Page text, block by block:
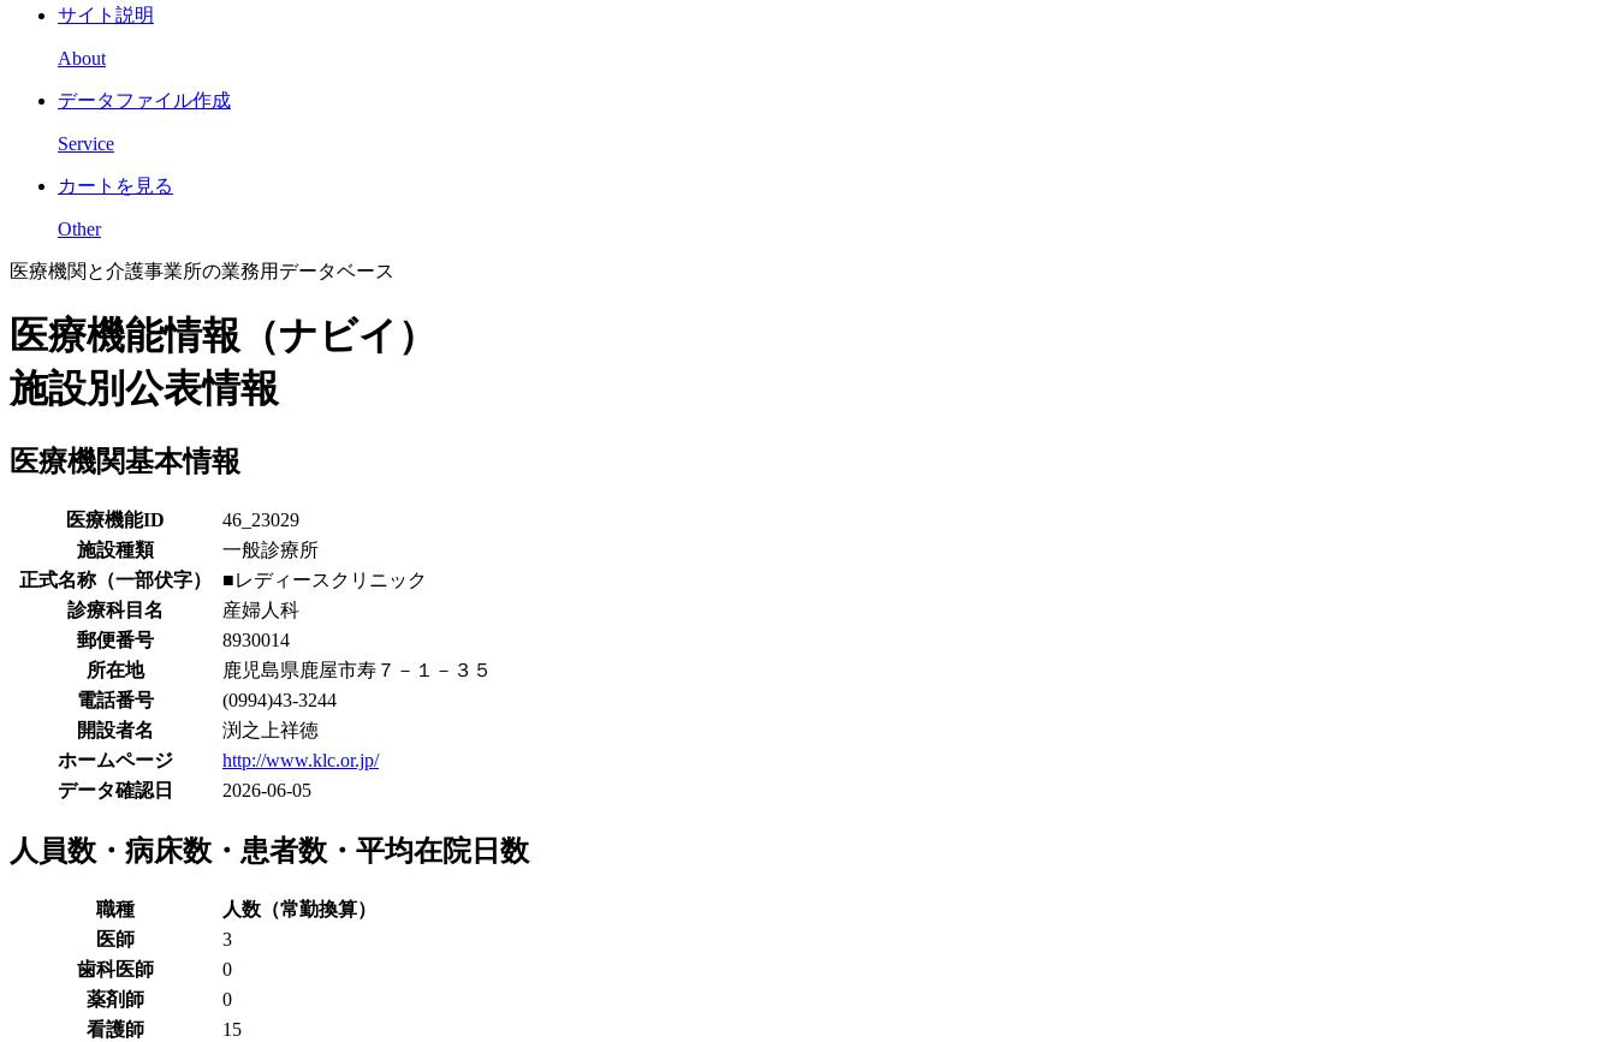
サイト説明
About
データファイル作成
Service
カートを見る
Other
医療機関と介護事業所の業務用データベース
医療機能情報（ナビイ）
施設別公表情報
医療機関基本情報
医療機能ID
46_23029
施設種類
一般診療所
正式名称（一部伏字）
■レディースクリニック
診療科目名
産婦人科
郵便番号
8930014
所在地
鹿児島県鹿屋市寿７－１－３５
電話番号
(0994)43-3244
開設者名
渕之上祥徳
ホームページ
http://www.klc.or.jp/
データ確認日
2026-06-05
人員数・病床数・患者数・平均在院日数
職種
人数（常勤換算）
医師
3
歯科医師
0
薬剤師
0
看護師
15